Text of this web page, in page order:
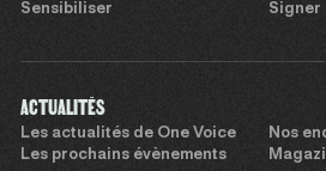
Sensibiliser
Signer
ACTUALITÉS
Les actualités de One Voice
Nos
Les prochains évènements